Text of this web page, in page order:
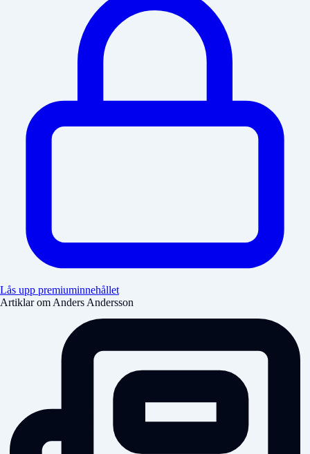
Lås upp premiuminnehållet
Artiklar om Anders Andersson